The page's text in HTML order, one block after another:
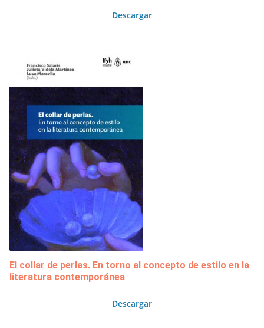
Descargar
El collar de perlas. En torno al concepto de estilo en la
literatura contemporánea
Descargar